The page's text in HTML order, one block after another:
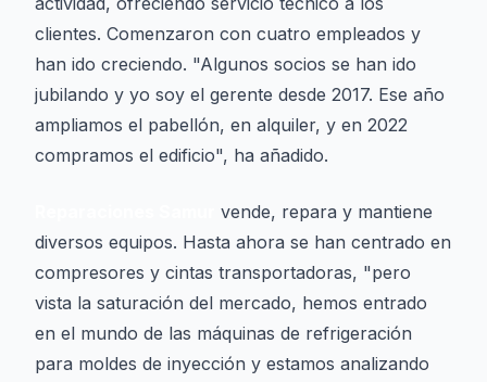
clientes. Comenzaron con cuatro empleados y
han ido creciendo. "Algunos socios se han ido
jubilando y yo soy el gerente desde 2017. Ese año
ampliamos el pabellón, en alquiler, y en 2022
compramos el edificio", ha añadido.
vende, repara y mantiene
diversos equipos. Hasta ahora se han centrado en
compresores y cintas transportadoras, "pero
vista la saturación del mercado, hemos entrado
en el mundo de las máquinas de refrigeración
para moldes de inyección y estamos analizando